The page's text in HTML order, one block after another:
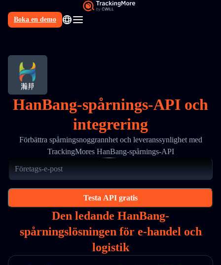
Boka en demo
HanBang-spårnings-API och
integrering
Förbättra spårningsnoggrannhet och leveranssynlighet med
TrackingMores HanBang-spårnings-API
Testa API gratis
Den ledande HanBang-
spårningslösningen för e-handel och
logistik